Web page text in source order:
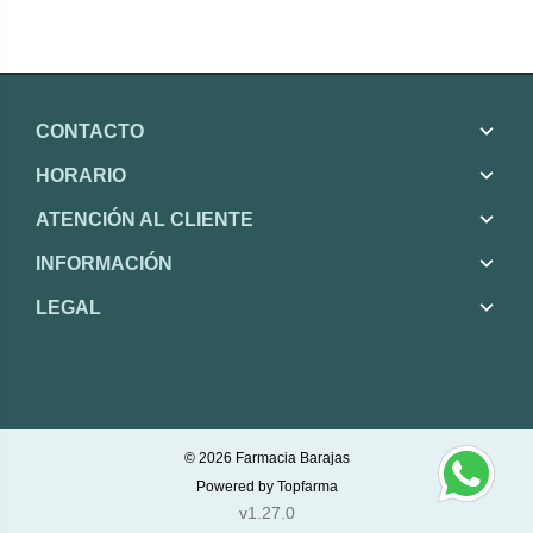
CONTACTO
HORARIO
ATENCIÓN AL CLIENTE
INFORMACIÓN
LEGAL
© 2026 Farmacia Barajas
Powered by Topfarma
v1.27.0